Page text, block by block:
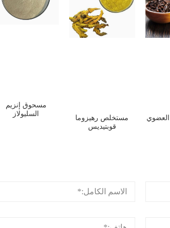
مستخلص رهيزوما
قوبتيديس
مسحوق إنزيم
السليولاز